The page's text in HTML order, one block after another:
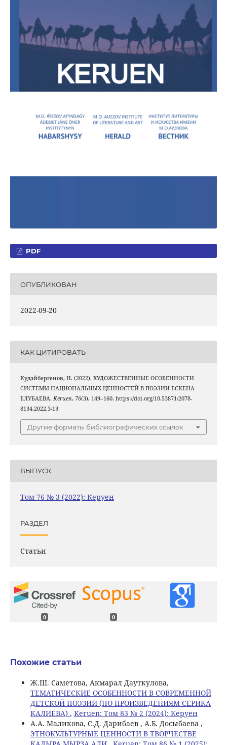
PDF
ОПУБЛИКОВАН
2022-09-20
КАК ЦИТИРОВАТЬ
Кудайбергенов, Н. (2022). ХУДОЖЕСТВЕННЫЕ ОСОБЕННОСТИ
СИСТЕМЫ НАЦИОНАЛЬНЫХ ЦЕННОСТЕЙ В ПОЭЗИИ ЕСКЕНА
ЕЛУБАЕВА. Keruen, 76(3), 149–160. https://doi.org/10.53871/2078-
8134.2022.3-13
Другие форматы библиографических ссылок
ВЫПУСК
Том 76 № 3 (2022): Керуен
РАЗДЕЛ
Статьи
0 0
Похожие статьи
Ж.Ш. Саметова, Акмарал Дауткулова,
ТЕМАТИЧЕСКИЕ ОСОБЕННОСТИ В СОВРЕМЕННОЙ
ДЕТСКОЙ ПОЭЗИИ (ПО ПРОИЗВЕДЕНИЯМ СЕРИКА
КАЛИЕВА) , Keruen: Том 83 № 2 (2024): Керуен
A.A. Маликова, С.Д. Дарибаев , А.Б. Досыбаева ,
ЭТНОКУЛЬТУРНЫЕ ЦЕННОСТИ В ТВОРЧЕСТВЕ